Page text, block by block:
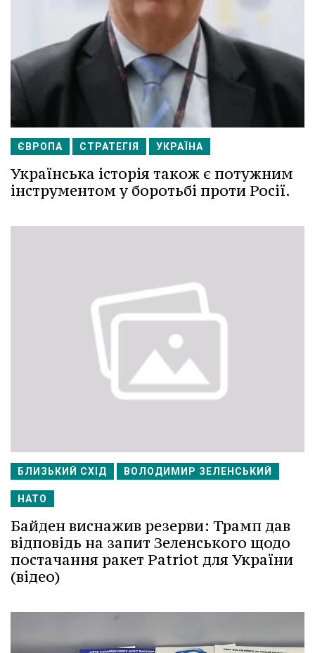
ЄВРОПА СТРАТЕГІЯ УКРАЇНА
Українська історія також є потужним
інструментом у боротьбі проти Росії.
БЛИЗЬКИЙ СХІД ВОЛОДИМИР ЗЕЛЕНСЬКИЙ
НАТО
Байден виснажив резерви: Трамп дав
відповідь на запит Зеленського щодо
постачання ракет Patriot для України
(відео)